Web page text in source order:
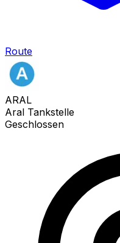
Route
ARAL
Aral Tankstelle
Geschlossen